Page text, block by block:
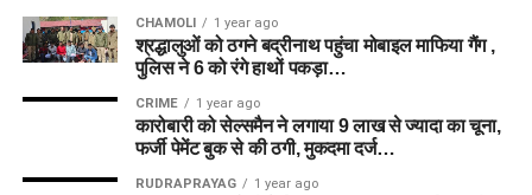
CHAMOLI 1 year ago
श्रद्धालुओं को ठगने बद्रीनाथ पहुंचा मोबाइल माफिया गैंग ,
पुलिस ने 6 को रंगे हाथों पकड़ा…
CRIME 1 year ago
कारोबारी को सेल्समैन ने लगाया 9 लाख से ज्यादा का चूना,
फर्जी पेमेंट बुक से की ठगी, मुकदमा दर्ज…
RUDRAPRAYAG 1 year ago